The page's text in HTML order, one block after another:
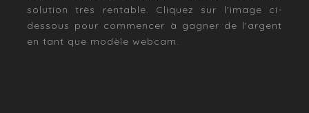
solution très rentable. Cliquez sur l'image ci-
dessous pour commencer à gagner de l'argent
en tant que modèle webcam.